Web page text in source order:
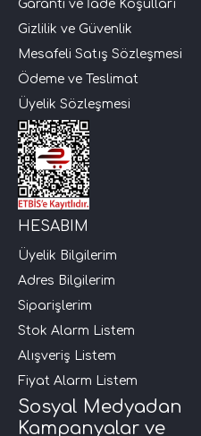
Garanti ve İade Koşulları
Gizlilik ve Güvenlik
Mesafeli Satış Sözleşmesi
Ödeme ve Teslimat
Üyelik Sözleşmesi
HESABIM
Üyelik Bilgilerim
Adres Bilgilerim
Siparişlerim
Stok Alarm Listem
Alışveriş Listem
Fiyat Alarm Listem
Sosyal Medyadan
Kampanyalar ve